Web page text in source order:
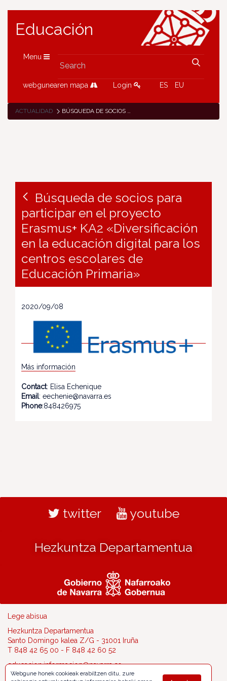
Educación
Menu
webgunearen mapa Login ES EU
ACTUALIDAD BÚSQUEDA DE SOCIOS PARA PARTICIPAR EN EL PROYECTO ERASMUS+ KA2 «DIVERSIFICACIÓN EN LA EDUCACIÓN DIGITAL PARA LOS CENTROS ESCOLARES DE EDUCACIÓN PRIMARIA»
Búsqueda de socios para
participar en el proyecto
Erasmus+ KA2 «Diversificación
en la educación digital para los
centros escolares de
Educación Primaria»
2020/09/08
Más información
Contact: Elisa Echenique
Email: eechenie@navarra.es
Phone:848426975
twitter youtube
Hezkuntza Departamentua
Lege abisua
Hezkuntza Departamentua
Santo Domingo kalea Z/G - 31001 Iruña
T 848 42 65 00 - F 848 42 60 52
educacion.informacion@navarra.es
Webgune honek cookieak erabiltzen ditu, zure